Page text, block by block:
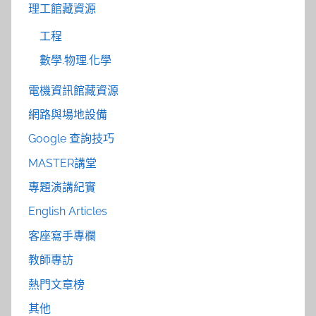
理工館藏資源
工程
數學.物理.化學
電機資訊館藏資源
網路與場地設備
Google 查詢技巧
MASTER講堂
專題演講紀實
English Articles
客座寫手專欄
教師專訪
熱門文章榜
其他